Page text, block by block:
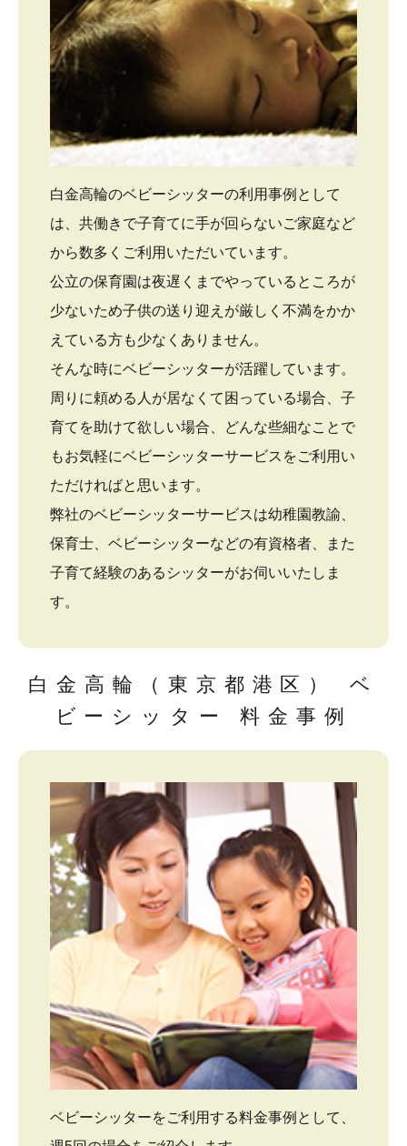
白金高輪のベビーシッターの利用事例として
は、共働きで子育てに手が回らないご家庭など
から数多くご利用いただいています。
公立の保育園は夜遅くまでやっているところが
少ないため子供の送り迎えが厳しく不満をかか
えている方も少なくありません。
そんな時にベビーシッターが活躍しています。
周りに頼める人が居なくて困っている場合、子
育てを助けて欲しい場合、どんな些細なことで
もお気軽にベビーシッターサービスをご利用い
ただければと思います。
弊社のベビーシッターサービスは幼稚園教諭、
保育士、ベビーシッターなどの有資格者、また
子育て経験のあるシッターがお伺いいたしま
す。
白金高輪（東京都港区） ベ
ビーシッター 料金事例
ベビーシッターをご利用する料金事例として、